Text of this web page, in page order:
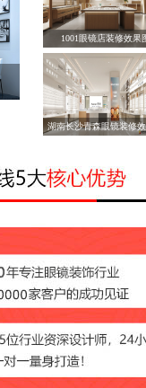
1001眼镜店装修效果
湖南长沙青森眼镜装修